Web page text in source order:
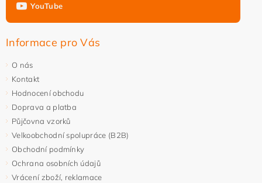
osobních údajů
YouTube
Informace pro Vás
O nás
Kontakt
Hodnocení obchodu
Doprava a platba
Půjčovna vzorků
Velkoobchodní spolupráce (B2B)
Obchodní podmínky
Ochrana osobních údajů
Vrácení zboží, reklamace